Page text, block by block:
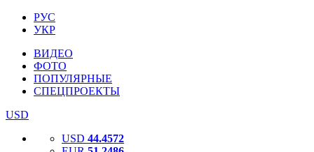
РУС
УКР
ВИДЕО
ФОТО
ПОПУЛЯРНЫЕ
СПЕЦПРОЕКТЫ
USD
USD 44.4572